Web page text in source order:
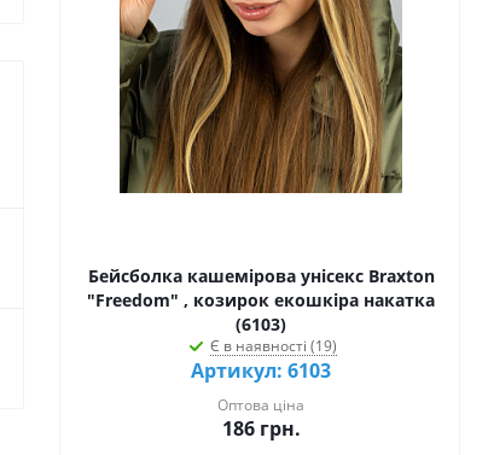
Бейсболка кашемірова унісекс Braxton
"Freedom" , козирок екошкіра накатка
(6103)
Є в наявності (19)
Артикул: 6103
Оптова ціна
186грн.